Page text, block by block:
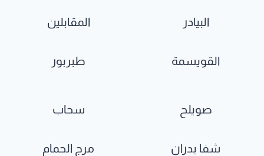
البيادر المقابلين
القويسمة طبربور
صويلح سحاب
شفا بدران مرج الحمام